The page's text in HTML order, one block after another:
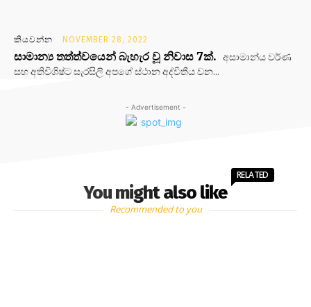
කියවන්න NOVEMBER 28, 2022
සාමාන්‍ය තත්ත්වයෙන් බැහැර වූ නිවාස 7ක්. අසාමාන්ය වර්ණ
සහ අතිවිශිෂ්ට සැරසිලි අපගේ ස්ථාන අද්විතීය වන...
- Advertisement -
You might also like
RELATED
Recommended to you